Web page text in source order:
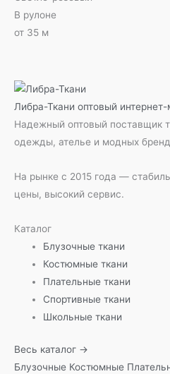
В рулоне
от 35 м
Либра-Ткани оптовый интернет-
Надежный оптовый поставщик
одежды, ателье и модных
На рынке с 2015 года —
цены, высокий сервис.
Каталог
Блузочные ткани
Костюмные ткани
Плательные ткани
Спортивные ткани
Школьные ткани
Весь каталог →
Блузочные Костюмные